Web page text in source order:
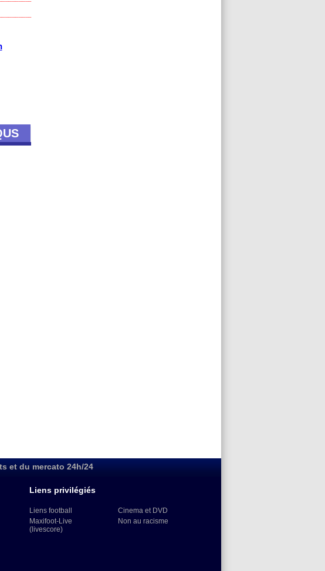
et du mercato 24h/24
Liens privilégiés
Liens football
Maxifoot-Live
(livescore)
Cinema et DVD
Non au racisme